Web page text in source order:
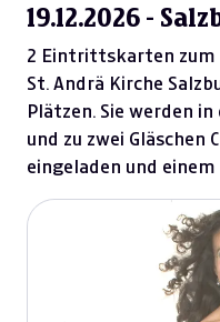
19.12.2026 -
2 Eintrittskarten zum
St. Andrä Kirche
Plätzen. Sie werden
und zu zwei Gläschen
eingeladen und